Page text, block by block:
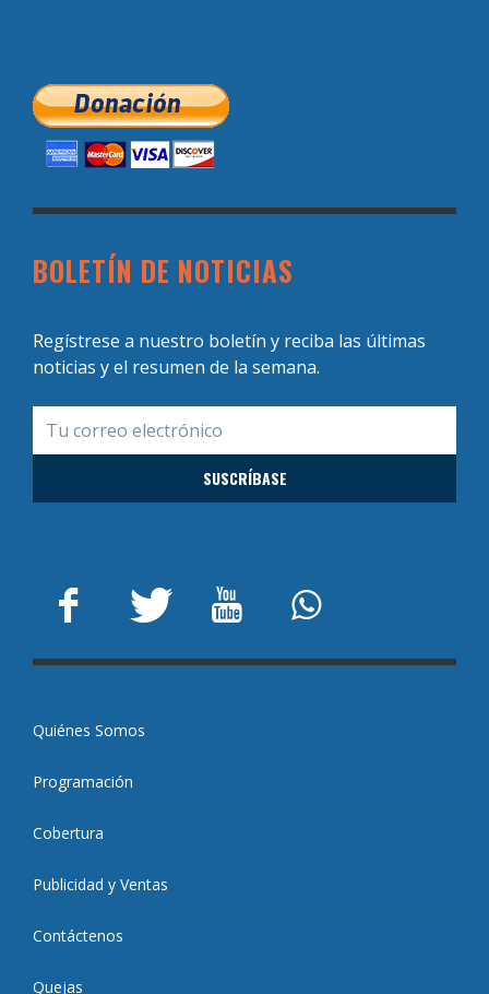
BOLETÍN DE NOTICIAS
Regístrese a nuestro boletín y reciba las últimas
noticias y el resumen de la semana.
Quiénes Somos
Programación
Cobertura
Publicidad y Ventas
Contáctenos
Quejas